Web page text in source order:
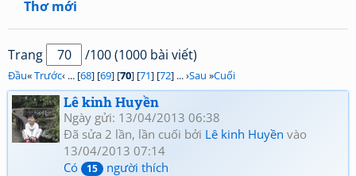
Thơ mới
Trang /100 (1000 bài viết)
Đầu«Trước‹ ... [68] [69] [70] [71] [72] ... ›Sau »Cuối
Lê kinh Huyền
Ngày gửi: 13/04/2013 06:38
Đã sửa 2 lần, lần cuối bởi Lê kinh Huyền vào
13/04/2013 07:14
Có
15 người thích